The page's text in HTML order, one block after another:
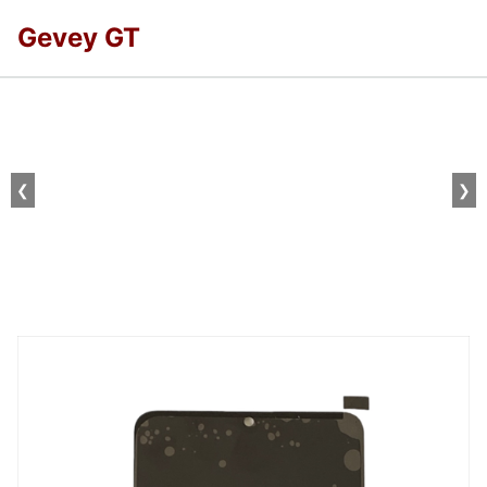
Gevey GT
❮ ❯